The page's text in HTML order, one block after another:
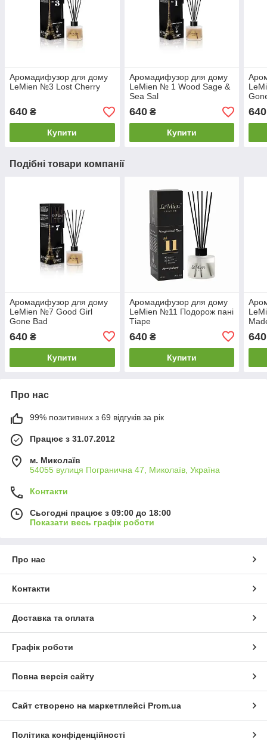
Аромадифузор для дому
LeMien №3 Lost Cherry
640 ₴
Купити
Аромадифузор для дому
LeMien № 1 Wood Sage &
Sea Sal
640₴
Купити
640
Подібні товари компанії
Аромадифузор для дому
LeMien №7 Good Girl
Gone Bad
640 ₴
Купити
Аромадифузор для дому
LeMien №11 Подорож пані
Тіаре
640₴
Купити
640
Про нас
99% позитивних з 69 відгуків за рік
Працює з 31.07.2012
м. Миколаїв
54055 вулиця Погранична 47, Миколаїв, Україна
Контакти
Сьогодні працює з 09:00 до 18:00
Показати весь графік роботи
Про нас
Контакти
Доставка та оплата
Графік роботи
Повна версія сайту
Сайт створено на маркетплейсі Prom.ua
Політика конфіденційності